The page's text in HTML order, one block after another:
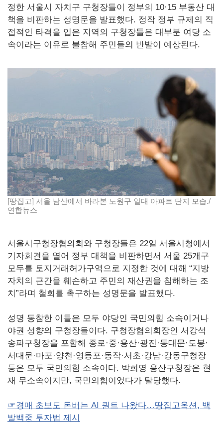
정한 서울시 자치구 구청장들이 정부의 10·15 부동산 대
책을 비판하는 성명문을 발표했다. 정작 정부 규제의 직
접적인 타격을 입은 지역의 구청장들은 대부분 여당 소
속이라는 이유로 불참해 주민들의 반발이 예상된다.
[땅집고] 서울 남산에서 바라본 노원구 일대 아파트 단지 모습./
연합뉴스
서울시구청장협의회와 구청장들은 22일 서울시청에서
기자회견을 열어 정부 대책을 비판하면서 서울 25개구
모두를 토지거래허가구역으로 지정한 것에 대해 “지방
자치의 근간을 훼손하고 주민의 재산권을 침해하는 조
치”라며 철회를 촉구하는 성명문을 발표했다.
성명 동참한 이들은 모두 야당인 국민의힘 소속이거나
야권 성향의 구청장들이다. 구청장협의회장인 서강석
송파구청장을 포함해 종로·중·용산·광진·동대문·도봉·
서대문·마포·양천·영등포·동작·서초·강남·강동구청장
등은 모두 국민의힘 소속이다. 박희영 용산구청장은 현
재 무소속이지만, 국민의힘이었다가 탈당했다.
☞경매 초보도 돈버는 AI 퀀트 나왔다…땅집고옥션, 백
발백중 투자법 제시